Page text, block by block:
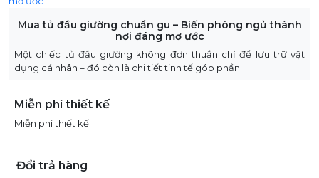
Mua tủ đầu giường chuẩn gu – Biến phòng ngủ thành
nơi đáng mơ ước
Một chiếc tủ đầu giường không đơn thuần chỉ để lưu trữ vật
dụng cá nhân – đó còn là chi tiết tinh tế góp phần
Miễn phí thiết kế
Miễn phí thiết kế
Đổi trả hàng